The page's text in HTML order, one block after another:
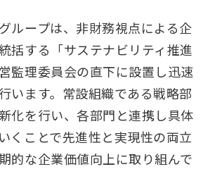
ループは、非財務視点による企
括する「サステナビリティ推進
監理委員会の直下に設置し迅速
います。常設組織である戦略部
化を行い、各部門と連携し具体
くことで先進性と実現性の両立
的な企業価値向上に取り組んで